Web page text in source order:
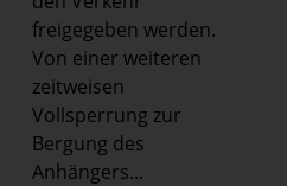
freigegeben werden.
Von einer weiteren
zeitweisen
Vollsperrung zur
Bergung des
Anhängers...